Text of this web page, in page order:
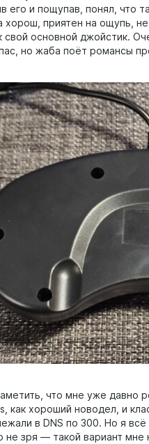
его и пощупав, понял, что
хорош, приятен на ощупь,
свой основной джойстик.
но жаба поёт романсы
что мне уже давно
как хороший новодел, и
в DNS по 300. Но я всё
не зря — такой вариант